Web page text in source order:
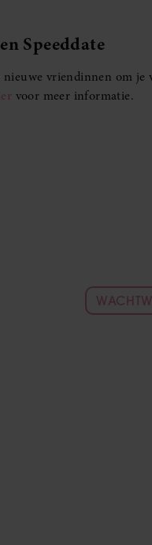
Speeddate
vriendinnen om
voor meer informatie.